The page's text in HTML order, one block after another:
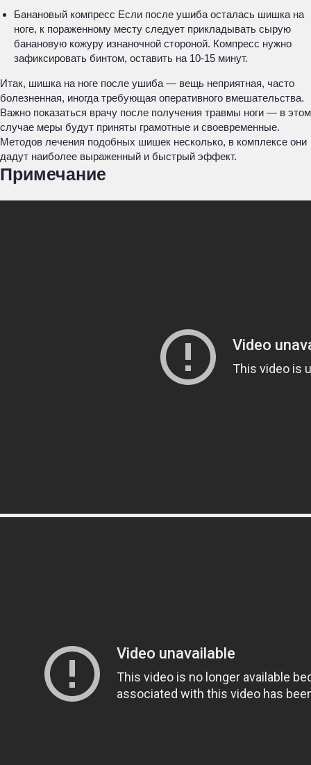
Банановый компресс Если после ушиба осталась шишка на
ноге, к пораженному месту следует прикладывать сырую
банановую кожуру изнаночной стороной. Компресс нужно
зафиксировать бинтом, оставить на 10-15 минут.
Итак, шишка на ноге после ушиба — вещь неприятная, часто
болезненная, иногда требующая оперативного вмешательства.
Важно показаться врачу после получения травмы ноги — в этом
случае меры будут приняты грамотные и своевременные.
Методов лечения подобных шишек несколько, в комплексе они
дадут наиболее выраженный и быстрый эффект.
Примечание